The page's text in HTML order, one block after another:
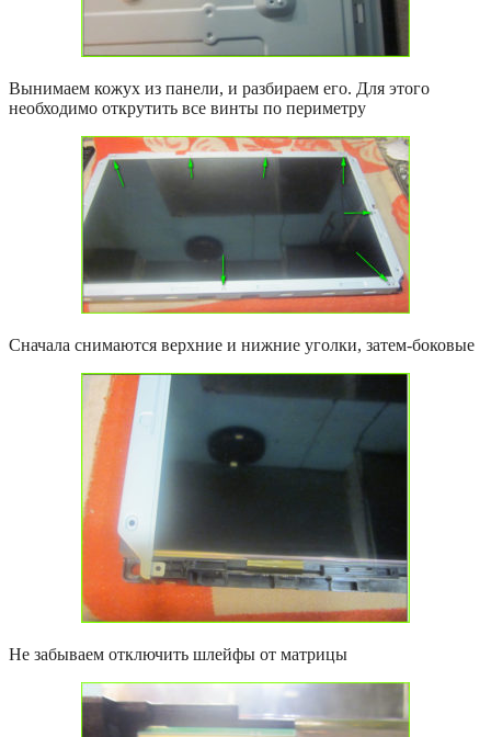
Вынимаем кожух из панели, и разбираем его. Для этого
необходимо открутить все винты по периметру
Сначала снимаются верхние и нижние уголки, затем-боковые
Не забываем отключить шлейфы от матрицы